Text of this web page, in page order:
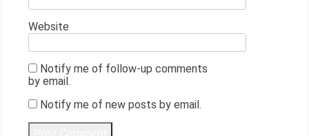
Website
Notify me of follow-up comments
by email.
Notify me of new posts by email.